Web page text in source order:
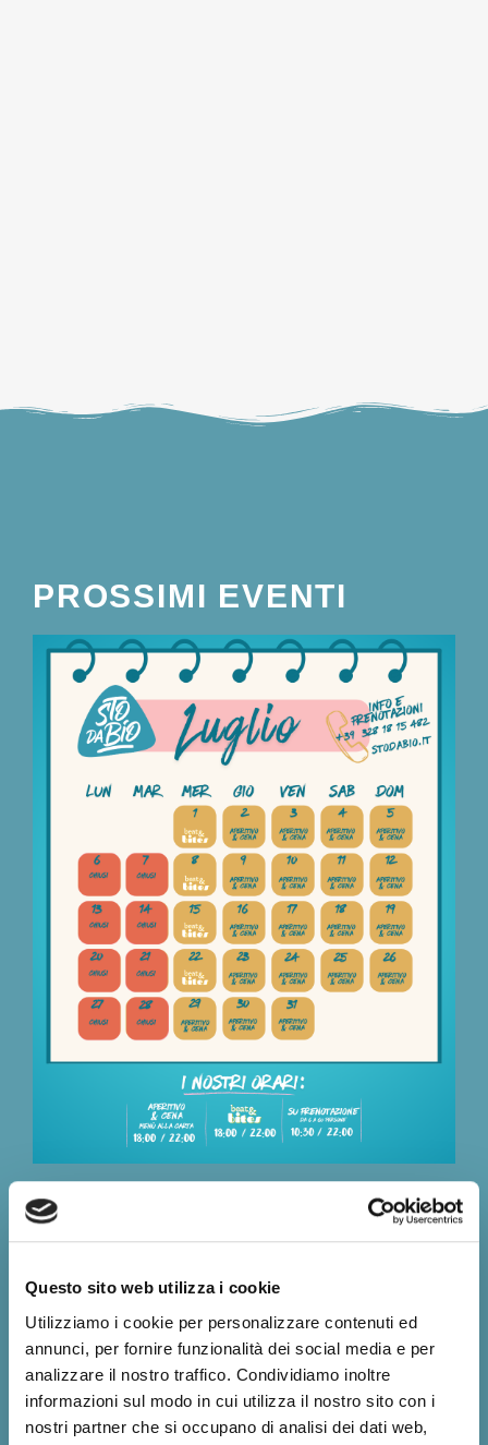
Questo sito web utilizza i cookie
Utilizziamo i cookie per personalizzare contenuti ed
annunci, per fornire funzionalità dei social media e per
analizzare il nostro traffico. Condividiamo inoltre
informazioni sul modo in cui utilizza il nostro sito con i
nostri partner che si occupano di analisi dei dati web,
PROSSIMI EVENTI